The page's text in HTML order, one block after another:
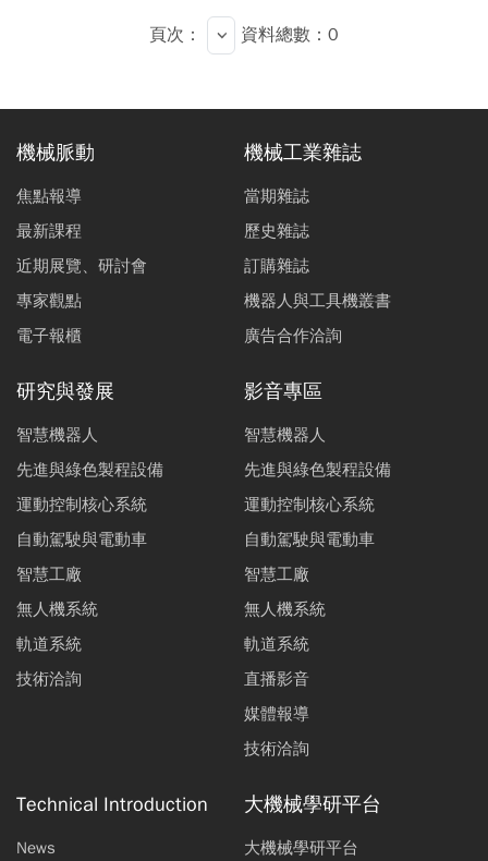
頁次： 資料總數：0
機械脈動
焦點報導
最新課程
近期展覽、研討會
專家觀點
電子報櫃
機械工業雜誌
當期雜誌
歷史雜誌
訂購雜誌
機器人與工具機叢書
廣告合作洽詢
研究與發展
智慧機器人
先進與綠色製程設備
運動控制核心系統
自動駕駛與電動車
智慧工廠
無人機系統
軌道系統
技術洽詢
影音專區
智慧機器人
先進與綠色製程設備
運動控制核心系統
自動駕駛與電動車
智慧工廠
無人機系統
軌道系統
直播影音
媒體報導
技術洽詢
Technical Introduction
News
大機械學研平台
大機械學研平台